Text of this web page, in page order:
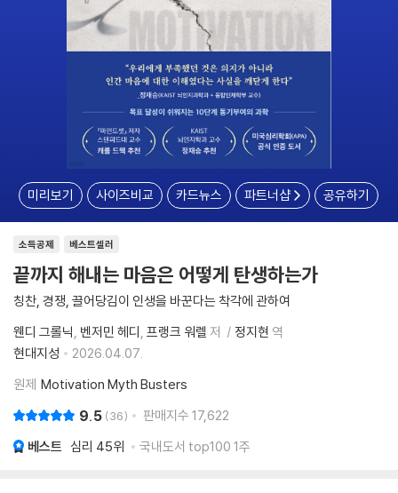
미리보기 사이즈비교 카드뉴스 파트너샵 공유하기
소득공제 베스트셀러
끝까지 해내는 마음은 어떻게 탄생하는가
칭찬, 경쟁, 끌어당김이 인생을 바꾼다는 착각에 관하여
웬디 그롤닉 벤저민 헤디 프랭크 워렐 저 정지현 역
현대지성
2026.04.07.
원제 Motivation Myth Busters
9.5 36 판매지수 17,622
베스트 심리 45위 국내도서 top100 1주